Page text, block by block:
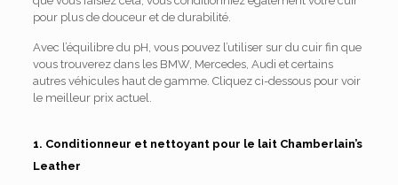
pour plus de douceur et de durabilité.
Avec l’équilibre du pH, vous pouvez l’utiliser sur du cuir fin que
vous trouverez dans les BMW, Mercedes, Audi et certains
autres véhicules haut de gamme. Cliquez ci-dessous pour voir
le meilleur prix actuel.
1. Conditionneur et nettoyant pour le lait Chamberlain’s
Leather